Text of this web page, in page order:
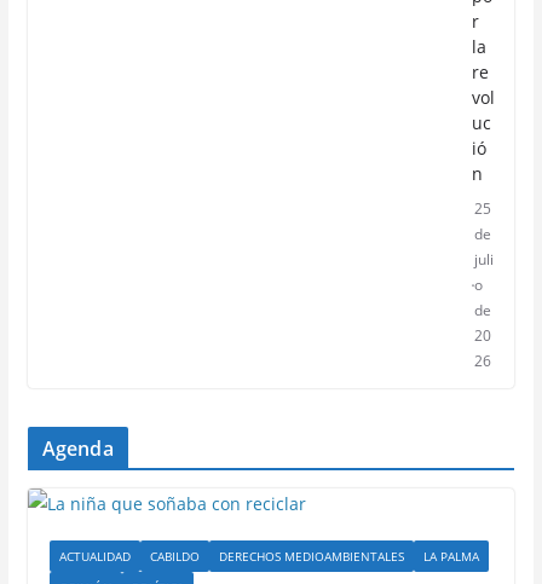
r
la
re
vol
uc
ió
n
25
de
juli
o
de
20
26
Agenda
ACTUALIDAD CABILDO DERECHOS MEDIOAMBIENTALES
LA PALMA